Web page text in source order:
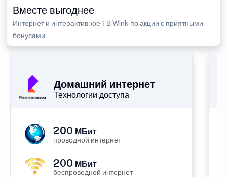
Вместе выгоднее
Интернет и интерактивное ТВ Wink по акции с приятными
бонусами
Домашний интернет
Технологии доступа
200 МБит
проводной интернет
200 МБит
беспроводной интернет